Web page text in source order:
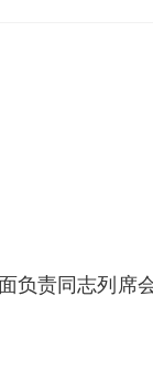
负责同志列席